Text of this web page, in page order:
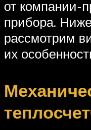
от компании-
прибора.
рассмотрим
их